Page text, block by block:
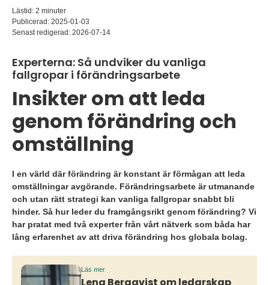
Lästid: 2 minuter
Publicerad: 2025-01-03
Senast redigerad: 2026-07-14
Experterna: Så undviker du vanliga
fallgropar i förändringsarbete
Insikter om att leda
genom förändring och
omställning
I en värld där förändring är konstant är förmågan att leda
omställningar avgörande. Förändringsarbete är utmanande
och utan rätt strategi kan vanliga fallgropar snabbt bli
hinder. Så hur leder du framgångsrikt genom förändring? Vi
har pratat med två experter från vårt nätverk som båda har
lång erfarenhet av att driva förändring hos globala bolag.
Läs mer
Lena Bergqvist om ledarskap